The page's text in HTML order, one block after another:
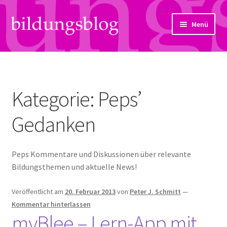
Zur
Navigation
springen
Zum
Inhalt
springen
Menü
Über uns
Links
Kontakt
Subjektiv
Hendriks Gedanken
Kategorie: Peps’
Gedanken
Peps Kommentare und Diskussionen über relevante
Bildungsthemen und aktuelle News!
Veröffentlicht am 20. Februar 2013von Peter J. Schmitt —
Kommentar hinterlassen